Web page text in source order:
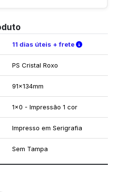
11 dias úteis + frete Verifique
PS Cristal Roxo
91x134mm
1x0 - Impressão 1 cor
Impresso em Serigrafia
Sem Tampa
como utilizar os nossos gabaritos